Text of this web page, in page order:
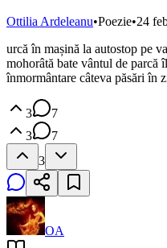
Ottilia Ardeleanu•Poezie•24
urcă în mașină la autostop pe
mohorâtă bate vântul de parcă
înmormântare câteva păsări în
3
7
3
7
3
OA